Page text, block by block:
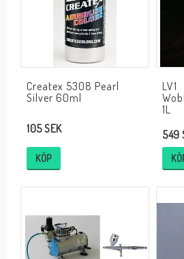
Createx 5308 Pearl
Silver 60ml
105 SEK
KÖP
LV1
1L
549